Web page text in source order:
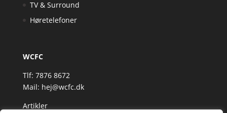
TV & Surround
Høretelefoner
WCFC
Tlf: 7876 8672
Mail: hej@wcfc.dk
Artikler